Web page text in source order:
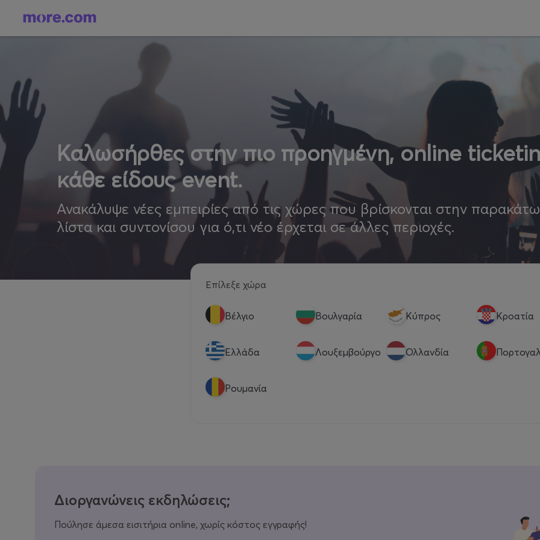
Καλωσήρθες στην πιο προηγμένη, online
κάθε είδους event.
Ανακάλυψε νέες εμπειρίες από τις χώρες που βρίσκονται στην παρακάτω
λίστα και συντονίσου για ό,τι νέο έρχεται σε άλλες περιοχές.
Επίλεξε χώρα
Βέλγιο Βουλγαρία Κύπρος Κροατία
Eλλάδα Λουξεμβούργο Ολλανδία
Ρουμανία
Διοργανώνεις εκδηλώσεις;
Πούλησε άμεσα εισιτήρια online, χωρίς κόστος εγγραφής!